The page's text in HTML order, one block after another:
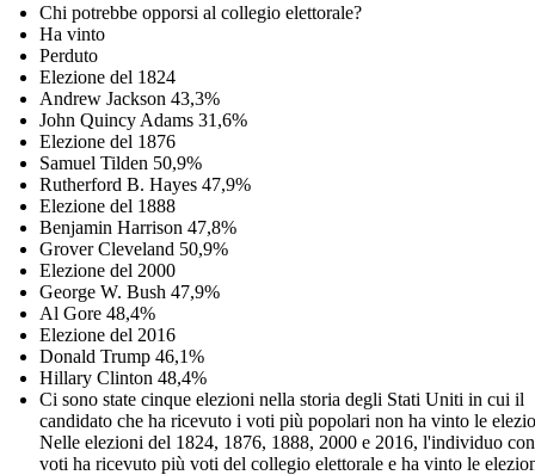
Chi potrebbe opporsi al collegio elettorale?
Ha vinto
Perduto
Elezione del 1824
Andrew Jackson 43,3%
John Quincy Adams 31,6%
Elezione del 1876
Samuel Tilden 50,9%
Rutherford B. Hayes 47,9%
Elezione del 1888
Benjamin Harrison 47,8%
Grover Cleveland 50,9%
Elezione del 2000
George W. Bush 47,9%
Al Gore 48,4%
Elezione del 2016
Donald Trump 46,1%
Hillary Clinton 48,4%
Ci sono state cinque elezioni nella storia degli Stati Uniti in cui il
candidato che ha ricevuto i voti più popolari non ha vinto le
Nelle elezioni del 1824, 1876, 1888, 2000 e 2016, l'individuo
voti ha ricevuto più voti del collegio elettorale e ha vinto le